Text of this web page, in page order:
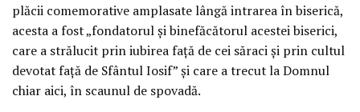
plăcii comemorative amplasate lângă intrarea în biserică,
acesta a fost „fondatorul și binefăcătorul acestei biserici,
care a strălucit prin iubirea față de cei săraci și prin cultul
devotat față de Sfântul Iosif” și care a trecut la Domnul
chiar aici, în scaunul de spovadă.